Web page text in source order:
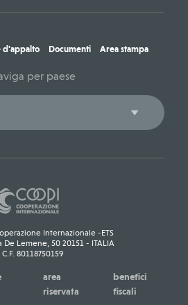
d'appalto Documenti Area stampa
per paese
Internazionale -ETS
De Lemene, 50 20151 - ITALIA
C.F. 80118750159
area
riservata
benefici
fiscali